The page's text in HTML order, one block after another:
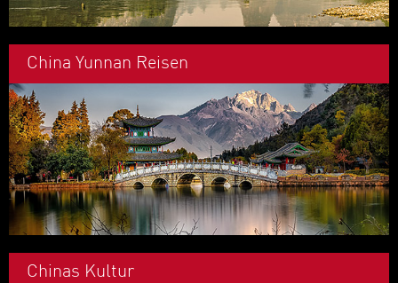
China Yunnan Reisen
Chinas Kultur